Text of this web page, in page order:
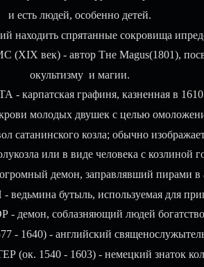
и есть людей, особенно детей.
спрятанные сокровища
век) - автор Тне Мagus(1801),
окультизму и магии.
графиня, казненная в 1610
молодых двушек с целью
козла; обычно
или в виде человека с козлиной
демон, заправлявший пирами в
бутыль, используемая для
демон, соблазняющий людей
1640) - английский священослужытель
1540 - 1603) - немецкий знаток